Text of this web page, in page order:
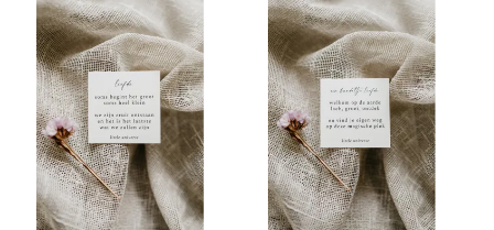
JUF/MEESTER
WONEN
STATIONERY
WELNESS